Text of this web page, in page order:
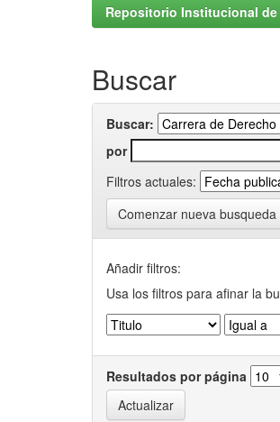
Repositorio Institucional
Buscar
Buscar:
por
Filtros actuales:
Comenzar nueva busqueda
Añadir filtros:
Usa los filtros para afinar la
Resultados por página